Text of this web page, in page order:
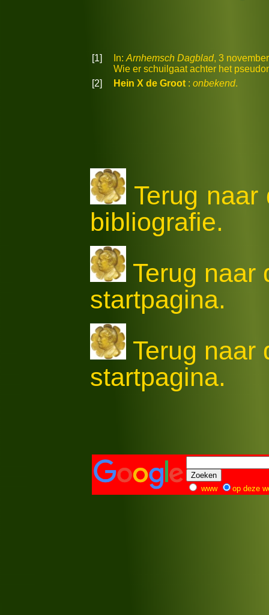
[1] In: Arnhemsch Dagblad, 3
Wie er schuilgaat achter het
[2]
Hein X de Groot : onbekend.
Terug
bibliografie.
Terug naar
startpagina.
Terug naar
startpagina.
www op deze